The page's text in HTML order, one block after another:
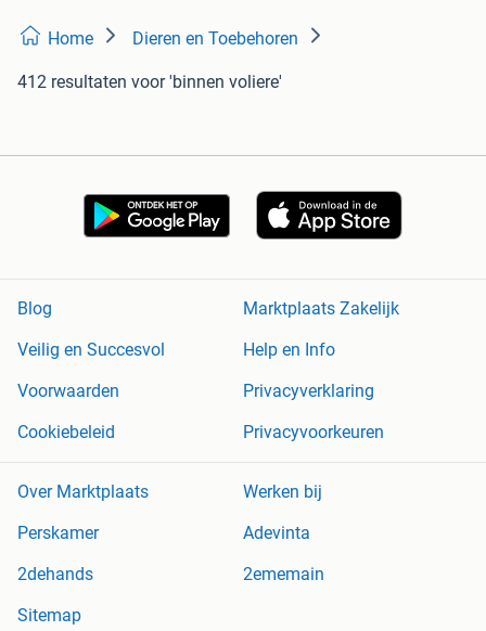
Home Dieren en Toebehoren
412 resultaten voor 'binnen voliere'
Blog
Marktplaats Zakelijk
Veilig en Succesvol
Help en Info
Voorwaarden
Privacyverklaring
Cookiebeleid
Privacyvoorkeuren
Over Marktplaats
Werken bij
Perskamer
Adevinta
2dehands
2ememain
Sitemap